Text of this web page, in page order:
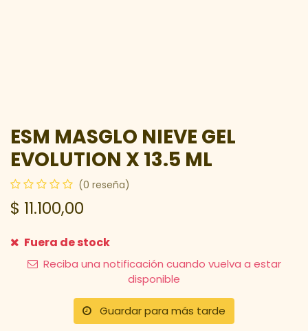
ESM MASGLO NIEVE GEL
EVOLUTION X 13.5 ML
(0 reseña)
$ 11.100,00
Fuera de stock
Reciba una notificación cuando vuelva a estar
disponible
Guardar para más tarde